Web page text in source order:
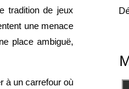
tradition de jeux
une menace
place ambiguë,
à un carrefour où